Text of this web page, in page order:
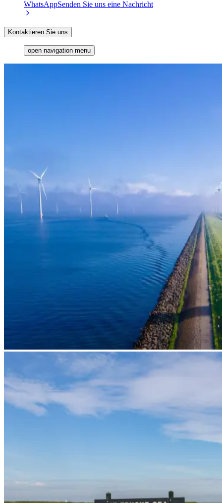
WhatsAppSenden Sie uns eine Nachricht
Kontaktieren Sie uns
open navigation menu